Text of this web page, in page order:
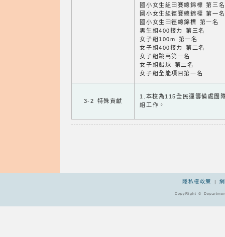
國小女生組田賽總錦標 第三名
國小女生組徑賽總錦標 第一名
國小女生田徑總錦標 第一名
男生組400接力 第三名
女子組100m 第一名
女子組400接力 第二名
女子組跳高第一名
女子組鉛球 第二名
女子組全能項目第一名
3-2 特殊貢獻
1.本校為115全民運籌備處團
組工作。
隱私權政策 |
CopyRight ©